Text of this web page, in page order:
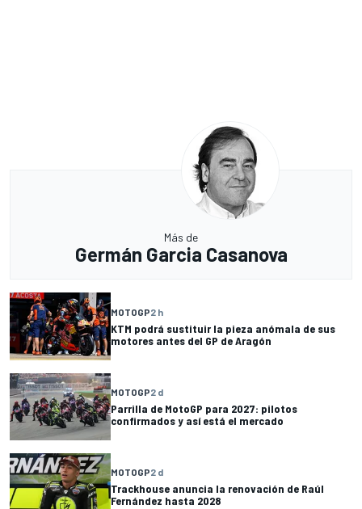
Más de
Germán Garcia Casanova
MOTOGP2 h
KTM podrá sustituir la pieza anómala de sus
motores antes del GP de Aragón
MOTOGP2 d
Parrilla de MotoGP para 2027: pilotos
confirmados y así está el mercado
MOTOGP2 d
Trackhouse anuncia la renovación de Raúl
Fernández hasta 2028